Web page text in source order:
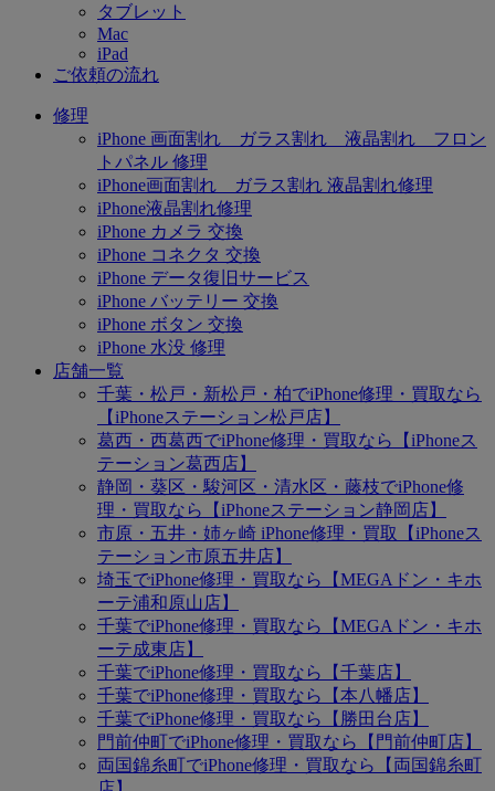
タブレット
Mac
iPad
ご依頼の流れ
修理
iPhone 画面割れ ガラス割れ 液晶割れ フロン
トパネル 修理
iPhone画面割れ ガラス割れ 液晶割れ修理
iPhone液晶割れ修理
iPhone カメラ 交換
iPhone コネクタ 交換
iPhone データ復旧サービス
iPhone バッテリー 交換
iPhone ボタン 交換
iPhone 水没 修理
店舗一覧
千葉・松戸・新松戸・柏でiPhone修理・買取なら
【iPhoneステーション松戸店】
葛西・西葛西でiPhone修理・買取なら【iPhoneス
テーション葛西店】
静岡・葵区・駿河区・清水区・藤枝でiPhone修
理・買取なら【iPhoneステーション静岡店】
市原・五井・姉ヶ崎 iPhone修理・買取【iPhoneス
テーション市原五井店】
埼玉でiPhone修理・買取なら【MEGAドン・キホ
ーテ浦和原山店】
千葉でiPhone修理・買取なら【MEGAドン・キホ
ーテ成東店】
千葉でiPhone修理・買取なら【千葉店】
千葉でiPhone修理・買取なら【本八幡店】
千葉でiPhone修理・買取なら【勝田台店】
門前仲町でiPhone修理・買取なら【門前仲町店】
両国錦糸町でiPhone修理・買取なら【両国錦糸町